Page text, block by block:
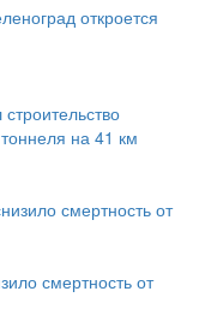
откроется
на 41 км
смертность от